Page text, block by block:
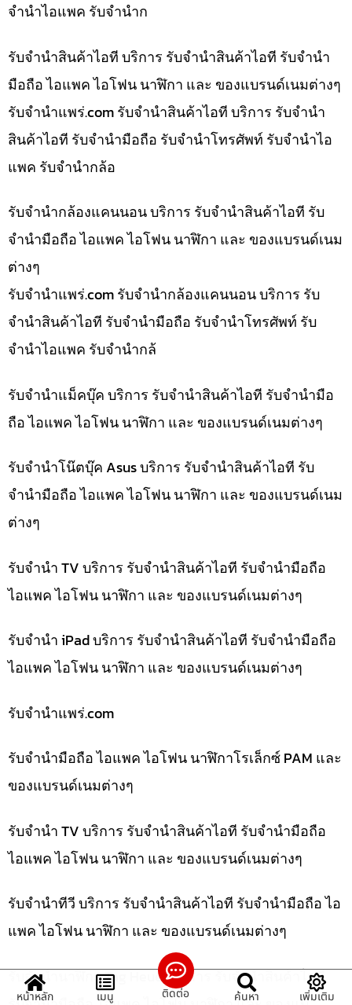
จำนำไอแพค รับจำนำก
รับจำนำสินค้าไอที บริการ รับจำนำสินค้าไอที รับจำนำ
มือถือ ไอแพค ไอโฟน นาฬิกา และ ของแบรนด์เนมต่างๆ
รับจํานําแพร่.com รับจำนำสินค้าไอที บริการ รับจำนำ
สินค้าไอที รับจำนำมือถือ รับจำนำโทรศัพท์ รับจำนำไอ
แพค รับจำนำกล้อ
รับจำนำกล้องแคนนอน บริการ รับจำนำสินค้าไอที รับ
จำนำมือถือ ไอแพค ไอโฟน นาฬิกา และ ของแบรนด์เนม
ต่างๆ
รับจํานําแพร่.com รับจำนำกล้องแคนนอน บริการ รับ
จำนำสินค้าไอที รับจำนำมือถือ รับจำนำโทรศัพท์ รับ
จำนำไอแพค รับจำนำกล้
รับจำนำแม็คบุ๊ค บริการ รับจำนำสินค้าไอที รับจำนำมือ
ถือ ไอแพค ไอโฟน นาฬิกา และ ของแบรนด์เนมต่างๆ
รับจำนำโน๊ตบุ๊ค Asus บริการ รับจำนำสินค้าไอที รับ
จำนำมือถือ ไอแพค ไอโฟน นาฬิกา และ ของแบรนด์เนม
ต่างๆ
รับจำนำ TV บริการ รับจำนำสินค้าไอที รับจำนำมือถือ
ไอแพค ไอโฟน นาฬิกา และ ของแบรนด์เนมต่างๆ
รับจำนำ iPad บริการ รับจำนำสินค้าไอที รับจำนำมือถือ
ไอแพค ไอโฟน นาฬิกา และ ของแบรนด์เนมต่างๆ
รับจํานําแพร่.com
รับจำนำมือถือ ไอแพค ไอโฟน นาฬิกาโรเล็กซ์ PAM และ
ของแบรนด์เนมต่างๆ
รับจำนำ TV บริการ รับจำนำสินค้าไอที รับจำนำมือถือ
ไอแพค ไอโฟน นาฬิกา และ ของแบรนด์เนมต่างๆ
รับจำนำทีวี บริการ รับจำนำสินค้าไอที รับจำนำมือถือ ไอ
แพค ไอโฟน นาฬิกา และ ของแบรนด์เนมต่างๆ
รับจำนำนาฬิกา Tag Heuer บริการ รับจำนำสินค้าไอที
หน้าหลัก เมนู ติดต่อ ค้นหา เพิ่มเติม